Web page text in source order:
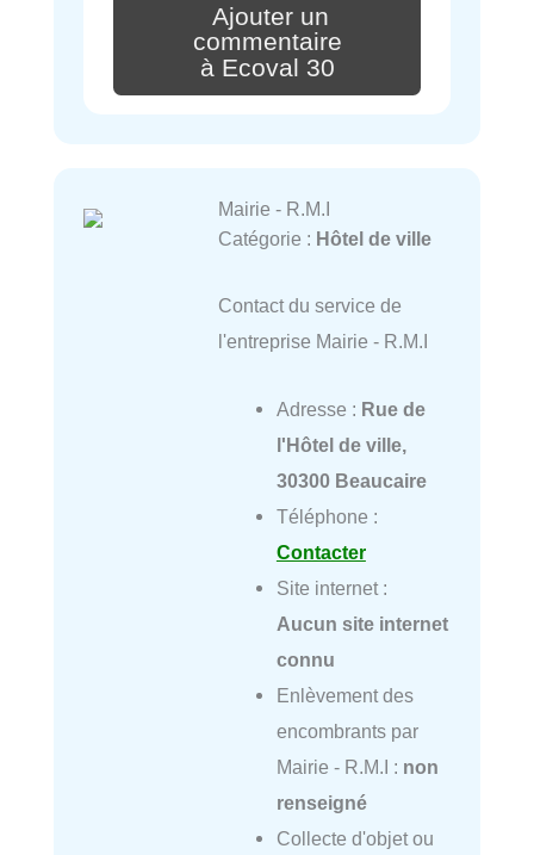
Ajouter un
commentaire
à Ecoval 30
Mairie - R.M.I
Catégorie : Hôtel de ville
Contact du service de
l'entreprise Mairie - R.M.I
Adresse : Rue de
l'Hôtel de ville,
30300 Beaucaire
Téléphone :
Contacter
Site internet :
Aucun site internet
connu
Enlèvement des
encombrants par
Mairie - R.M.I : non
renseigné
Collecte d'objet ou